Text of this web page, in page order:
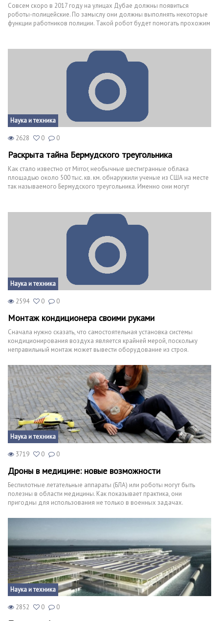
Совсем скоро в 2017 году на улицах Дубае должны появиться
роботы-полицейские. По замыслу они должны выполнять некоторые
функции работников полиции. Такой робот будет помогать прохожим
парковочных талонов.
Наука и техника
2628 0 0
Раскрыта тайна Бермудского треугольника
Как стало известно от Mirror, необычные шестигранные облака
площадью около 500 тыс. кв. км. обнаружили ученые из США на месте
так называемого Бермудского треугольника. Именно они могут
около 75 самолетов и сотни кораблей и судов. Погибали и без вести
пропадали люди. Бермудский треугольник находится между штатом
Флорида, Бермудскими островами и государством Пуэрто-Рико.
Наука и техника
2594 0 0
Монтаж кондиционера своими руками
Сначала нужно сказать, что самостоятельная установка системы
кондиционирования воздуха является крайней мерой, поскольку
неправильный монтаж может вывести оборудование из строя.
Наука и техника
3719 0 0
Дроны в медицине: новые возможности
Беспилотные летательные аппараты (БЛА) или роботы могут быть
полезны в области медицины. Как показывает практика, они
пригодны для использования не только в военных задачах.
Наука и техника
2852 0 0